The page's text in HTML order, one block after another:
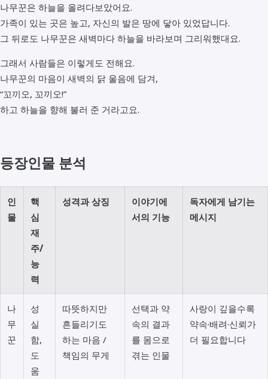
나무꾼은 하늘을 올려다보았어요.
가족이 있는 곳은 높고, 자신의 발은 땅에 닿아 있었답니다.
그 뒤로도 나무꾼은 새벽마다 하늘을 바라보며 그리워했대요.
그래서 사람들은 이렇게도 전해요.
나무꾼의 마음이 새벽의 닭 울음에 담겨,
“꼬끼오, 꼬끼오!”
하고 하늘을 향해 불러 준 거라고요.
등장인물 분석
인
물
핵
심
재
주/
능
력
성격과 상징
이야기에
서의 기능
독자에게 남기는
메시지
나
무
꾼
성
실
함,
도
움
따뜻하지만
흔들리기도
하는 마음 /
책임의 무게
선택과 약
속의 결과
를 몸으로
겪는 인물
사랑이 깊을수록
약속·배려·신뢰가
더 필요합니다